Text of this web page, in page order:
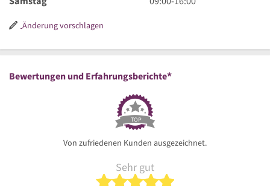
Uhr
Änderung vorschlagen
Bewertungen und Erfahrungsberichte*
TOP
Von zufriedenen Kunden ausgezeichnet.
Sehr gut
5 von 5 Sternen